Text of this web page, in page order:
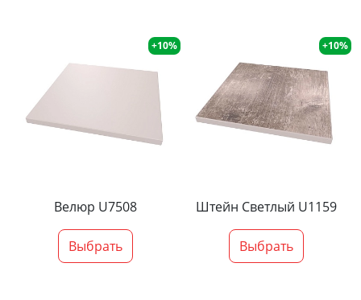
+10%
Велюр U7508
Выбрать
+10%
Штейн Светлый U1159
Выбрать